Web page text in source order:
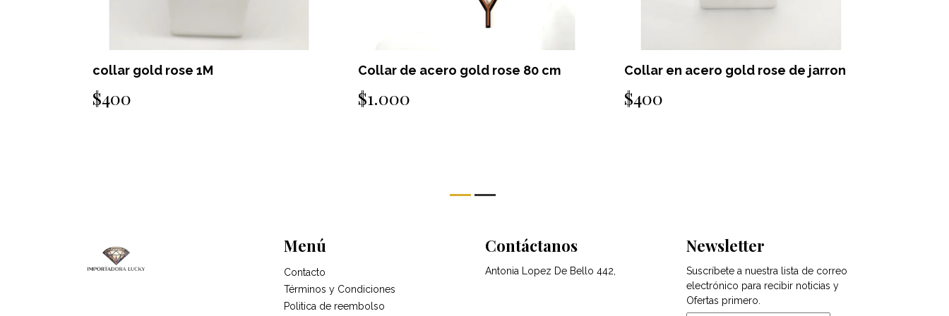
collar gold rose 1M
$400
Collar de acero gold rose 80 cm
$1.000
Collar en acero gold rose de jarron
$400
Menú
Contacto
Términos y Condiciones
Politica de reembolso
Contáctanos
Antonia Lopez De Bello 442,
Newsletter
Suscríbete a nuestra lista de correo
electrónico para recibir noticias y
Ofertas primero.